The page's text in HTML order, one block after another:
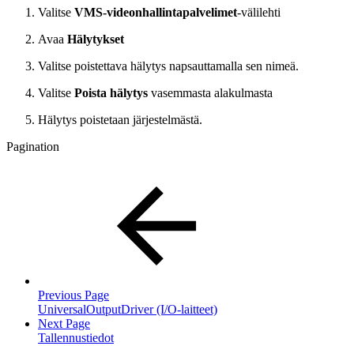
Valitse VMS-videonhallintapalvelimet-välilehti
Avaa Hälytykset
Valitse poistettava hälytys napsauttamalla sen nimeä.
Valitse Poista hälytys vasemmasta alakulmasta
Hälytys poistetaan järjestelmästä.
Pagination
Previous Page
UniversalOutputDriver (I/O-laitteet)
Next Page
Tallennustiedot